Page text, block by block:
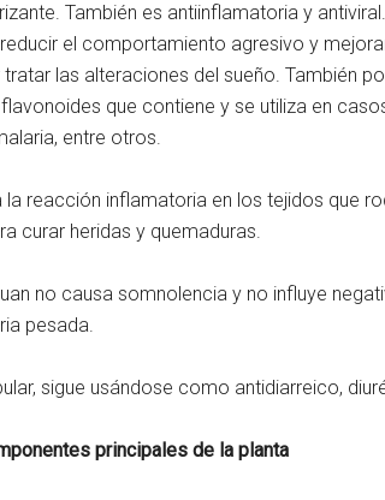
También es antiinflamatoria y
el comportamiento agresivo y
las alteraciones del sueño. También
que contiene y se utiliza en
entre otros.
la reacción inflamatoria en los tejidos que
curar heridas y quemaduras.
no causa somnolencia y no influye
pesada.
sigue usándose como antidiarreico,
principales de la planta